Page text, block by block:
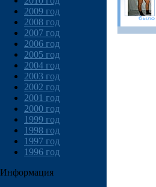
2009 год
2008 год
2007 год
2006 год
2005 год
2004 год
2003 год
2002 год
2001 год
2000 год
1999 год
1998 год
1997 год
1996 год
Информация